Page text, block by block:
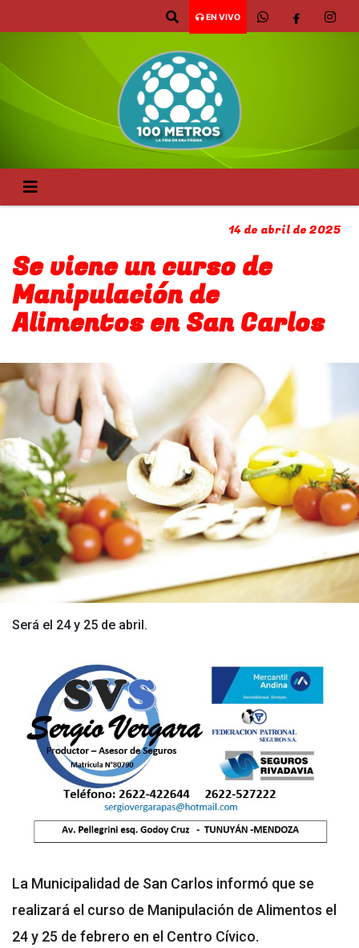
EN VIVO
14 de abril de 2025
Se viene un curso de
Manipulación de
Alimentos en San Carlos
Será el 24 y 25 de abril.
La Municipalidad de San Carlos informó que se
realizará el curso de Manipulación de Alimentos el
24 y 25 de febrero en el Centro Cívico.